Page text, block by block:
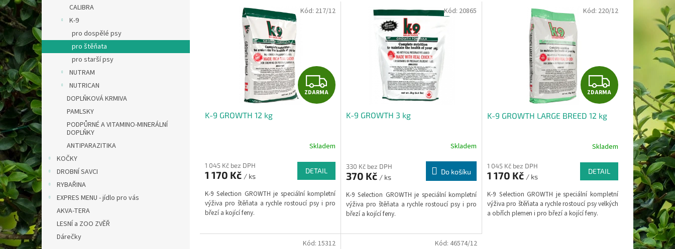
CALIBRA
K-9
pro dospělé psy
pro štěňata
pro starší psy
NUTRAM
NUTRICAN
DOPLŇKOVÁ KRMIVA
PAMLSKY
PODPŮRNÉ A VITAMINO-MINERÁLNÍ
DOPLŇKY
ANTIPARAZITIKA
KOČKY
DROBNÍ SAVCI
RYBAŘINA
EXPRES MENU - jídlo pro vás
AKVA-TERA
LESNÍ a ZOO ZVĚŘ
Dárečky
Z
D
R
M
A
ZDARMA
K-9 GROWTH 12 kg
Skladem
1 045 Kč bez DPH
1 170 Kč / ks
DETAIL
K-9 Selection GROWTH je speciální kompletní
výživa pro štěňata a rychle rostoucí psy i pro
březí a kojící feny.
Kód: 217/12
K-9 GROWTH 3 kg
Skladem
330 Kč bez DPH
370 Kč / ks
Do košíku
K-9 Selection GROWTH je speciální kompletní
výživa pro štěňata a rychle rostoucí psy i pro
březí a kojící feny.
Kód: 20865
Z
D
R
M
A
ZDARMA
K-9 GROWTH LARGE BREED 12 kg
Skladem
1 045 Kč bez DPH
1 170 Kč / ks
DETAIL
K-9 Selection GROWTH je speciální kompletní
výživa pro štěňata a rychle rostoucí psy velkých
a obřích plemen i pro březí a kojící feny.
Kód: 220/12
Kód: 15312 Kód: 46574/12